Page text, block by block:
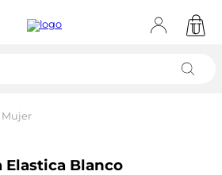
Mujer
Elastica Blanco